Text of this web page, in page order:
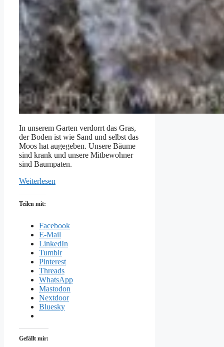
In unserem Garten verdorrt das Gras,
der Boden ist wie Sand und selbst das
Moos hat augegeben. Unsere Bäume
sind krank und unsere Mitbewohner
sind Baumpaten.
Weiterlesen
Teilen mit:
Facebook
E-Mail
LinkedIn
Tumblr
Pinterest
Threads
WhatsApp
Mastodon
Nextdoor
Bluesky
Gefällt mir: